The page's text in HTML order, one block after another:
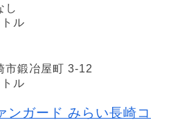
し
ル
市鍛冶屋町 3-12
ル
ンガード みらい長崎コ